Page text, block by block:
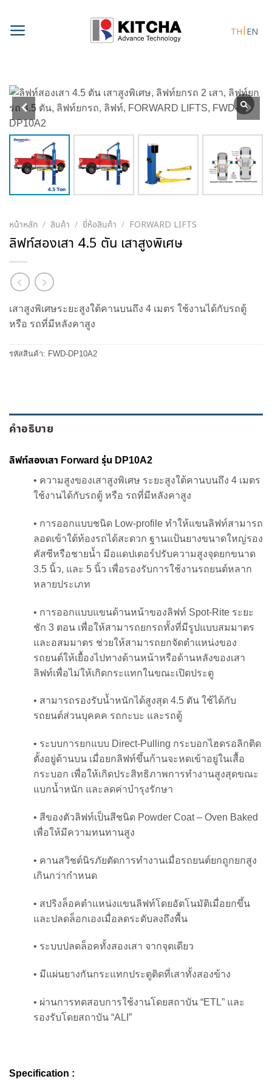
content
TH EN
หน้าหลัก / สินค้า / ยี่ห้อสินค้า / FORWARD LIFTS
ลิฟท์สองเสา 4.5 ตัน เสาสูงพิเศษ
เสาสูงพิเศษระยะสูงใต้คานบนถึง 4 เมตร ใช้งานได้กับรถตู้
หรือ รถที่มีหลังคาสูง
รหัสสินค้า: FWD-DP10A2
คำอธิบาย
ลิฟท์สองเสา Forward รุ่น DP10A2
• ความสูงของเสาสูงพิเศษ ระยะสูงใต้คานบนถึง 4 เมตร
ใช้งานได้กับรถตู้ หรือ รถที่มีหลังคาสูง
• การออกแบบชนิด Low-profile ทำให้แขนลิฟท์สามารถ
ลอดเข้าใต้ท้องรถได้สะดวก ฐานแป้นยางขนาดใหญ่รอง
คัสซีหรือชายน้ำ มีอแดปเตอร์ปรับความสูงจุดยกขนาด
3.5 นิ้ว, และ 5 นิ้ว เพื่อรองรับการใช้งานรถยนต์หลาก
หลายประเภท
• การออกแบบแขนด้านหน้าของลิฟท์ Spot-Rite ระยะ
ชัก 3 ตอน เพื่อให้สามารถยกรถทั้งที่มีรูปแบบสมมาตร
และอสมมาตร ช่วยให้สามารถยกจัดตำแหน่งของ
รถยนต์ให้เยื้องไปทางด้านหน้าหรือด้านหลังของเสา
ลิฟท์เพื่อไม่ให้เกิดกระแทกในขณะเปิดประตู
• สามารถรองรับน้ำหนักได้สูงสุด 4.5 ตัน ใช้ได้กับ
รถยนต์ส่วนบุคคค รถกะบะ และรถตู้
• ระบบการยกแบบ Direct-Pulling กระบอกไฮดรอลิกติด
ตั้งอยู่ด้านบน เมื่อยกลิฟท์ขึ้นก้านจะหดเข้าอยู่ในเสื้อ
กระบอก เพื่อให้เกิดประสิทธิภาพการทำงานสูงสุดขณะ
แบกน้ำหนัก และลดค่าบำรุงรักษา
• สีของตัวลิฟท์เป็นสีชนิด Powder Coat – Oven Baked
เพื่อให้มีความทนทานสูง
• คานสวิชต์นิรภัยตัดการทำงานเมื่อรถยนต์ยกถูกยกสูง
เกินกว่ากำหนด
• สปริงล็อคตำแหน่งแขนลิฟท์โดยอัตโนมัติเมื่อยกขึ้น
และปลดล็อกเองเมื่อลดระดับลงถึงพื้น
• ระบบปลดล็อคทั้งสองเสา จากจุดเดียว
• มีแผ่นยางกันกระแทกประตูติดที่เสาทั้งสองข้าง
• ผ่านการทดสอบการใช้งานโดยสถาบัน “ETL” และ
รองรับโดยสถาบัน “ALI”
Specification :